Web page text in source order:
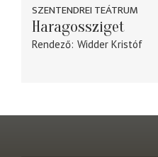
SZENTENDREI TEÁTRUM
Haragossziget
Rendező Widder Kristóf